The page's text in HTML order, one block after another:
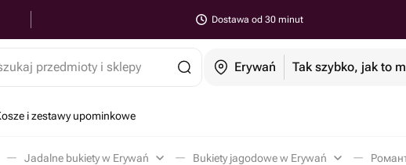
Dostawa od 30 minut
przedmioty i sklepy Erywań Tak szybko, jak to
i zestawy upominkowe
Jadalne bukiety w Erywań Bukiety jagodowe w Erywań